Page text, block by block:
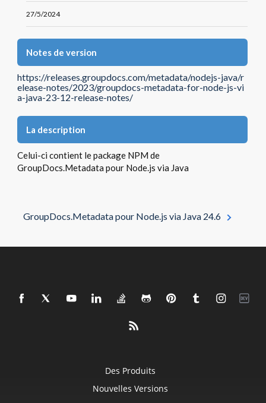
27/5/2024
Notes de version
https://releases.groupdocs.com/metadata/nodejs-java/r
elease-notes/2023/groupdocs-metadata-for-node-js-vi
a-java-23-12-release-notes/
La description
Celui-ci contient le package NPM de
GroupDocs.Metadata pour Node.js via Java
GroupDocs.Metadata pour Node.js via Java 24.6
Des Produits
Nouvelles Versions